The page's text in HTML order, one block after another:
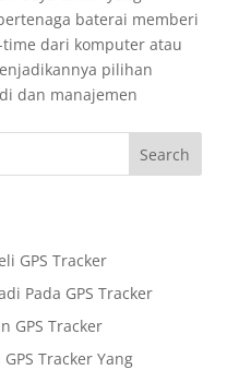
baterai memberi
dari komputer atau
pilihan
dan manajemen
Search
GPS Tracker
Pada GPS Tracker
GPS Tracker
Tracker Yang